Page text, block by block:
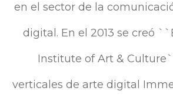
en el sector de la
digital. En el 2013 se creó
Institute of Art &
verticales de arte digital